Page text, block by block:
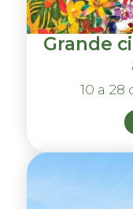
Grande
10 a 28